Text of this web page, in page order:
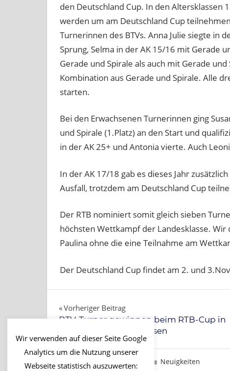
den Deutschland Cup. In den
werden um am Deutschland Cup
Turnerinnen des BTVs. Anna Julie siegte in
Sprung, Selma in der AK 15/16 mit Gerade
Gerade und Spirale als auch mit Gerade
Kombination aus Gerade und Spirale. Alle
starten.
Bei den Erwachsenen Turnerinnen ging
und Spirale (1.Platz) an den Start und
in der AK 25+ und Antonia vierte. Auch
In der AK 17/18 gab es dieses Jahr
Ausfall, trotzdem am Deutschland Cup
Der RTB nominiert somit gleich sieben
höchsten Wettkampf der Landesklasse.
Paulina ohne die eine Teilnahme am
Der Deutschland Cup findet am 2. und
Beitragsnavigation
Vorheriger Beitrag
BTV-Turner gewinnen beim RTB-Cup in
allen Jugendaltersklassen
30. September, 2024 Brigitte
Neuigkeiten
Wir verwenden auf dieser Seite Google
Analytics um die Nutzung unserer
Webseite statistisch auszuwerten: